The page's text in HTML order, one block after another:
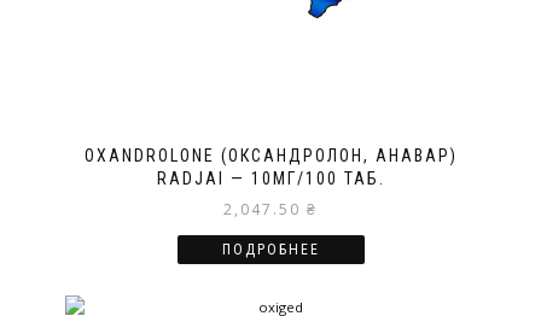
OXANDROLONE (ОКСАНДРОЛОН, АНАВАР)
RADJAI — 10МГ/100 ТАБ.
2,047.50 ₴
ПОДРОБНЕЕ